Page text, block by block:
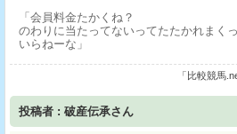
「会員料金たかくね？
のわりに当たってないってたたかれまく
いらねーな」
「比較競馬
投稿者 : 破産伝承さん